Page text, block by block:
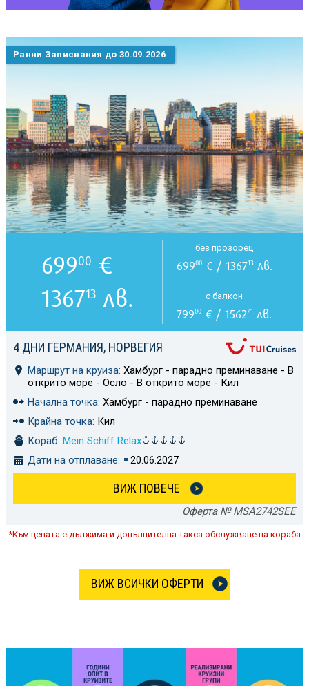
Ранни Записвания до 30.09.2026
4 ДНИ ГЕРМАНИЯ, НОРВЕГИЯ
Маршрут на круиза: Хамбург - парадно преминаване - В
открито море - Осло - В открито море - Кил
Начална точка: Хамбург - парадно преминаване
Крайна точка: Кил
Кораб: Mein Schiff Relax
Дати на отплаване:
20.06.2027
ВИЖ ПОВЕЧЕ
Оферта № MSA2742SEE
69900 €
136713 лв.
без прозорец
69900€ / 136713лв.
с балкон
79900 € / 156271 лв.
*Към цената е дължима и допълнителна такса обслужване на кораба
ВИЖ ВСИЧКИ ОФЕРТИ